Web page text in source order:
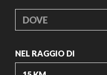
DOVE
NEL RAGGIO DI